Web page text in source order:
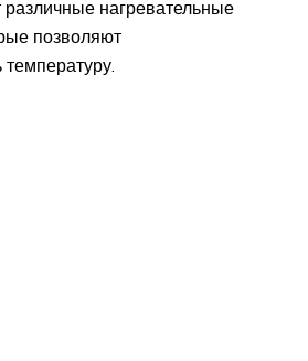
нагревательные
позволяют